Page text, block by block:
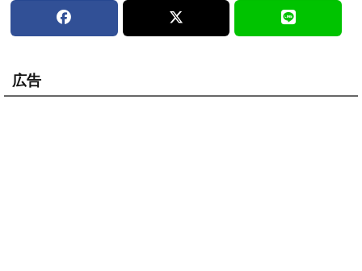
広告